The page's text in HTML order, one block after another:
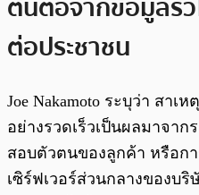
ต้นตอจากข้อมูลรั่
ต่อประชาชน
Joe Nakamoto ระบุว่า สา
อย่างรวดเร็วเป็นผลมาจา
สอบตัวตนของลูกค้า หรือก
เซิร์ฟเวอร์ส่วนกลางของบ